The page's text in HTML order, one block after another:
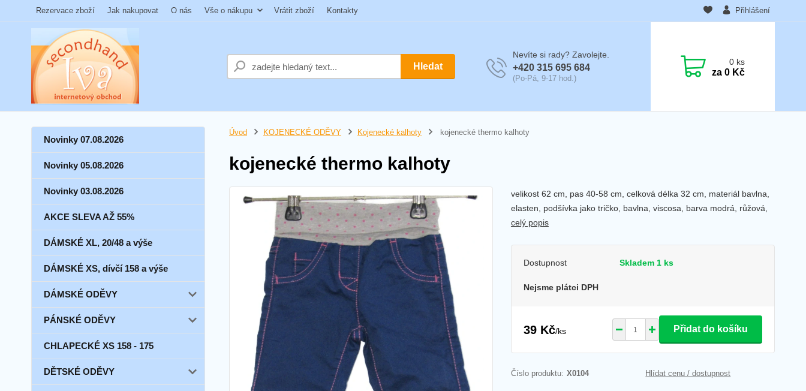
Rezervace zboží Jak nakupovat O nás Vše o nákupu Vrátit zboží Kontakty Přihlášení
Hledat
Nevíte si rady? Zavolejte.
+420 315 695 684
(Po-Pá, 9-17 hod.)
0 ks
za 0 Kč
Novinky 07.08.2026
Novinky 05.08.2026
Novinky 03.08.2026
AKCE SLEVA AŽ 55%
DÁMSKÉ XL, 20/48 a výše
DÁMSKÉ XS, dívčí 158 a výše
DÁMSKÉ ODĚVY
PÁNSKÉ ODĚVY
CHLAPECKÉ XS 158 - 175
DĚTSKÉ ODĚVY
Úvod KOJENECKÉ ODĚVY Kojenecké kalhoty kojenecké thermo kalhoty
kojenecké thermo kalhoty
velikost 62 cm, pas 40-58 cm, celková délka 32 cm, materiál bavlna,
elasten, podšívka jako tričko, bavlna, viscosa, barva modrá, růžová,
celý popis
Dostupnost Skladem 1 ks
Nejsme plátci DPH
39 Kč/ks Přidat do košíku
Číslo produktu: X0104 Hlídat cenu / dostupnost